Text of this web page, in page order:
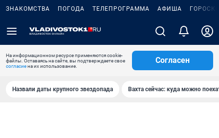
ЗНАКОМСТВА ПОГОДА ТЕЛЕПРОГРАММА АФИША
На информационном ресурсе применяются cookie-
файлы. Оставаясь на сайте, вы подтверждаете свое
согласиена их использование.
Согласен
Назвали даты крупного звездопада Вахта сейчас: куда можно